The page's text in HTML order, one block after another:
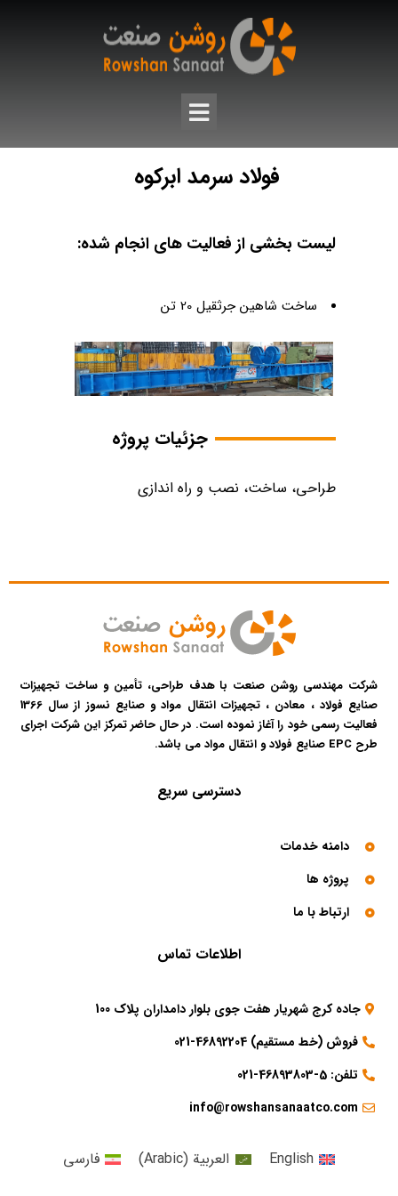
فولاد سرمد ابرکوه
لیست بخشی از فعالیت های انجام شده:
ساخت شاهین جرثقیل 20 تن
جزئیات پروژه
طراحی، ساخت، نصب و راه اندازی
شرکت مهندسی روشن صنعت با هدف طراحی، تأمین و ساخت تجهیزات
صنایع فولاد ، معادن ، تجهیزات انتقال مواد و صنایع نسوز از سال 1366
فعالیت رسمی خود را آغاز نموده است. در حال حاضر تمرکز این شرکت اجرای
طرح EPC صنایع فولاد و انتقال مواد می باشد.​
دسترسی سریع
دامنه خدمات
پروژه ها
ارتباط با ما
اطلاعات تماس
جاده کرج شهریار هفت جوی بلوار دامداران پلاک 100
فروش (خط مستقیم) 46892204-021
تلفن: 5-46893803-021
info@rowshansanaatco.com
English العربية (
Arabic
) فارسی